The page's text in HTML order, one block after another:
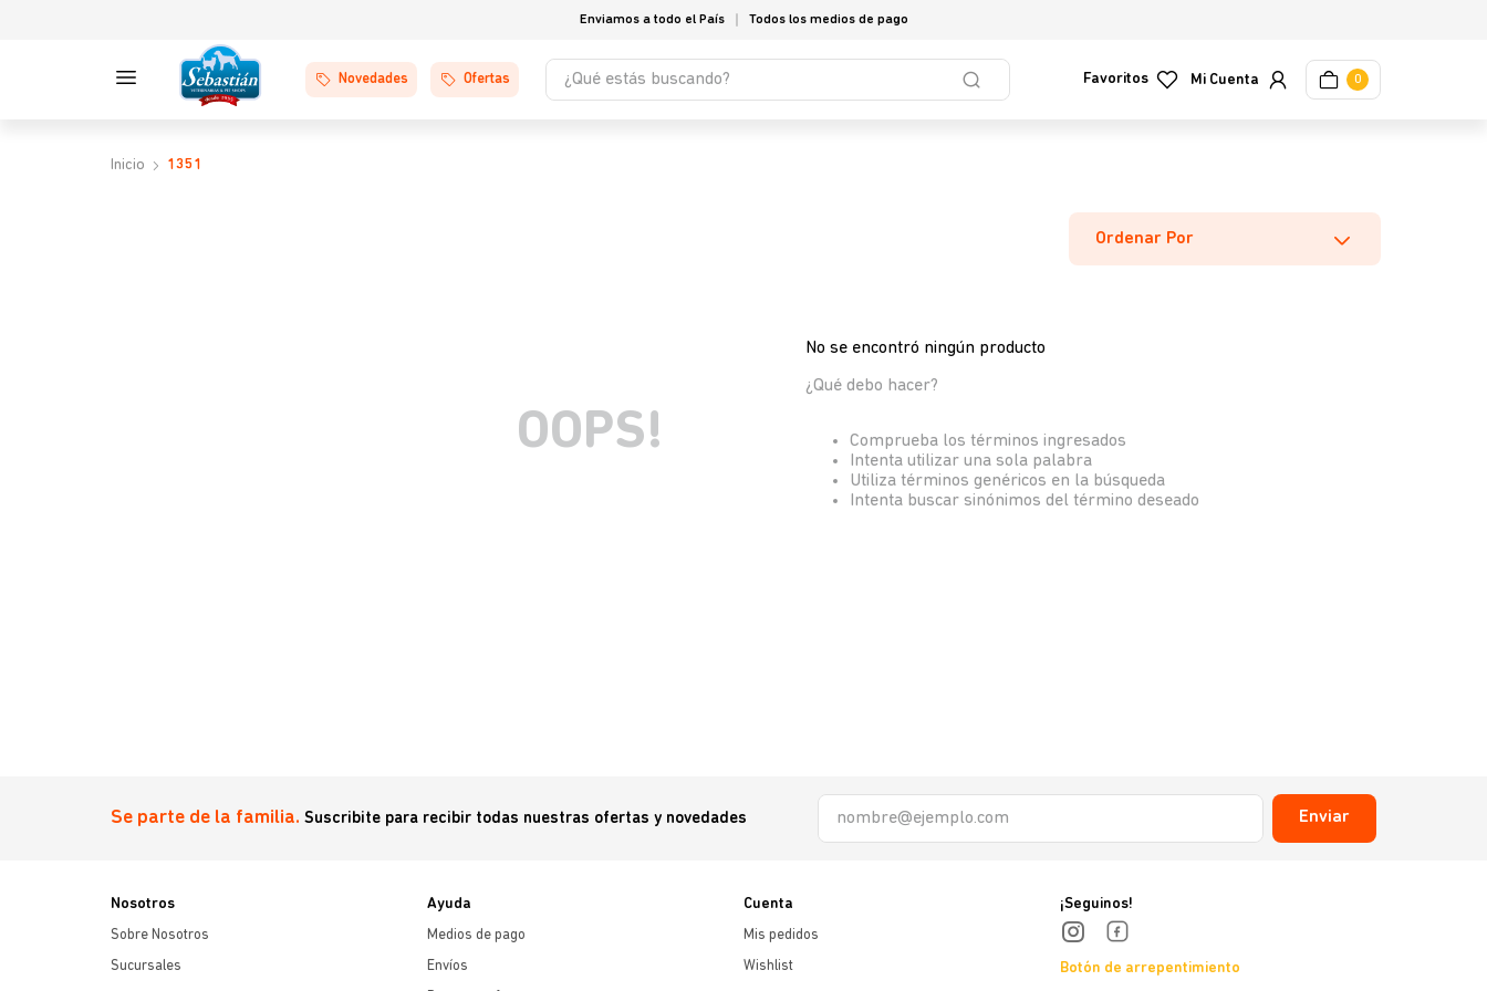
Enviamos a todo el País Todos los medios de pago
Novedades Ofertas
¿Qué estás buscando?
Favoritos 0
1351
Ordenar Por
OOPS!
No se encontró ningún producto
¿Qué debo hacer?
Comprueba los términos ingresados
Intenta utilizar una sola palabra
Utiliza términos genéricos en la búsqueda
Intenta buscar sinónimos del término deseado
Se parte de la familia. Suscribite para recibir todas nuestras ofertas y novedades Enviar
Nosotros
Sobre Nosotros
Sucursales
Ayuda
Medios de pago
Envíos
Cuenta
Mis pedidos
Wishlist
¡Seguinos!
Botón de arrepentimiento